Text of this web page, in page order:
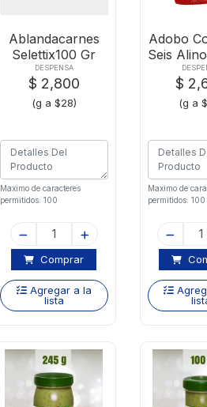
Ablandacarnes
Selettix100 Gr
DESPENSA
$ 2,800
(g a $28)
Maximo de caracteres
permitidos: 100
Comprar
Agregar a la
lista
Adobo
Seis
$
(g a
Maximo de
permitidos: 100